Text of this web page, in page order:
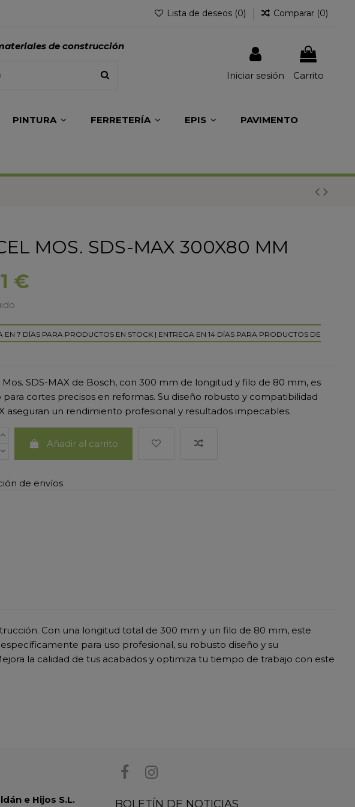
Lista de deseos (0) Comparar (0)
de construcción
Iniciar sesión Carrito
PINTURA FERRETERÍA EPIS PAVIMENTO
MOS. SDS-MAX 300X80 MM
€
EN 7 DÍAS PARA PRODUCTOS EN STOCK | ENTREGA EN 14 DÍAS PARA PRODUCTOS DE
Mos. SDS-MAX de Bosch, con 300 mm de longitud y filo de 80 mm, es
cortes precisos en reformas. Su diseño robusto y compatibilidad
aseguran un rendimiento profesional y resultados impecables.
Añadir al carrito
de envíos
Con una longitud total de 300 mm y un filo de 80 mm, este
para uso profesional, su robusto diseño y su
la calidad de tus acabados y optimiza tu tiempo de trabajo con este
e Hijos S.L. BOLETÍN DE NOTICIAS